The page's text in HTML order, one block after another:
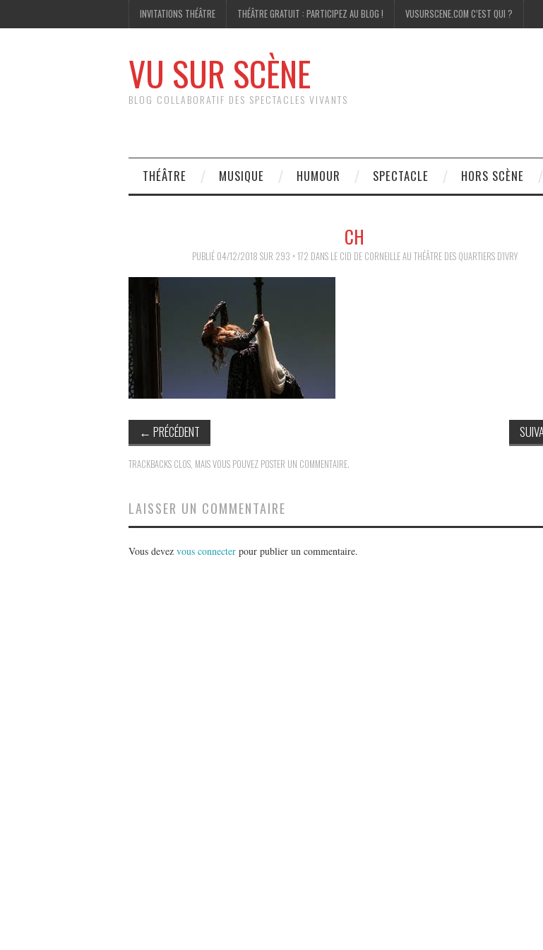
INVITATIONS THÉÂTRE THÉÂTRE GRATUIT : PARTICIPEZ AU BLOG ! VUSURSCENE.COM C’EST QUI ?
VU SUR SCÈNE
BLOG COLLABORATIF DES SPECTACLES VIVANTS
THÉÂTRE MUSIQUE HUMOUR SPECTACLE HORS SCÈNE
CH
PUBLIÉ 04/12/2018 SUR 293 × 172 DANS LE CID DE CORNEILLE AU THÉÂTRE DES QUARTIERS D’IVRY
← PRÉCÉDENT
TRACKBACKS CLOS, MAIS VOUS POUVEZ POSTER UN COMMENTAIRE.
LAISSER UN COMMENTAIRE
Vous devez vous connecter pour publier un commentaire.